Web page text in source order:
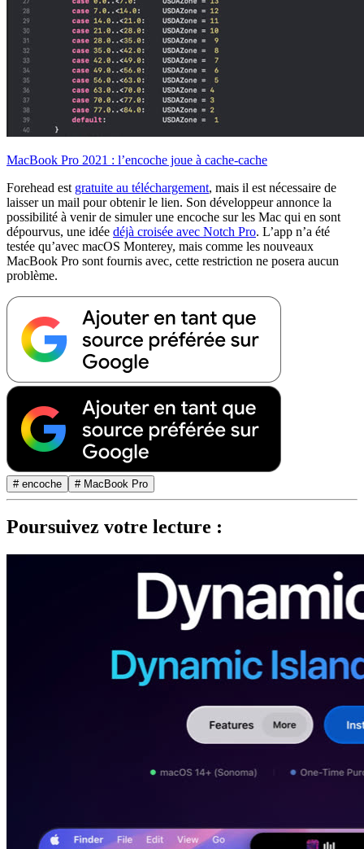
MacBook Pro 2021 : l’encoche joue à cache-cache
Forehead est gratuite au téléchargement, mais il est nécessaire de
laisser un mail pour obtenir le lien. Son développeur annonce la
possibilité à venir de simuler une encoche sur les Mac qui en sont
dépourvus, une idée déjà croisée avec Notch Pro. L’app n’a été
testée qu’avec macOS Monterey, mais comme les nouveaux
MacBook Pro sont fournis avec, cette restriction ne posera aucun
problème.
# encoche # MacBook Pro
Poursuivez votre lecture :